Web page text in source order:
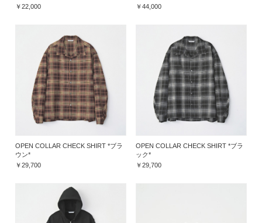
￥22,000
￥44,000
OPEN COLLAR CHECK SHIRT *ブラ
ウン*
￥29,700
OPEN COLLAR CHECK SHIRT *ブラ
ック*
￥29,700